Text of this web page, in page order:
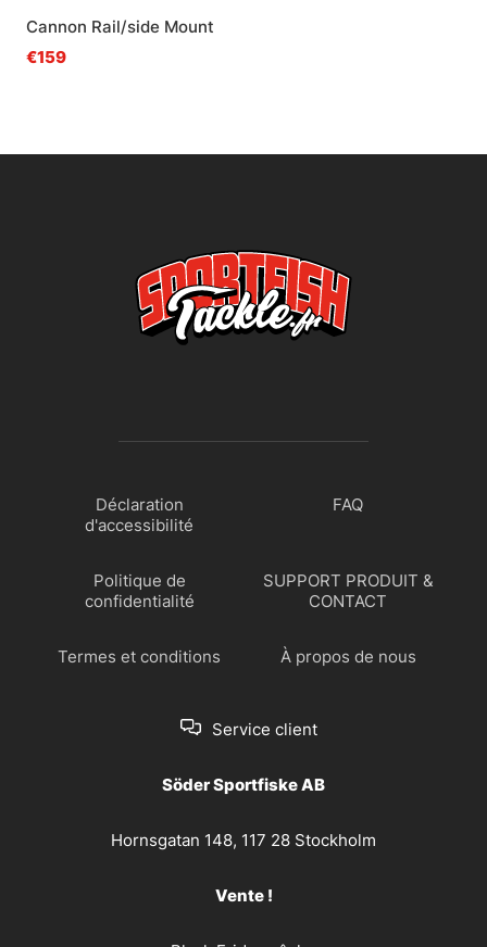
Cannon Rail/side Mount
€159
Déclaration
d'accessibilité
FAQ
Politique de
confidentialité
SUPPORT PRODUIT &
CONTACT
Termes et conditions À propos de nous
Service client
Söder Sportfiske AB
Hornsgatan 148, 117 28 Stockholm
Vente !